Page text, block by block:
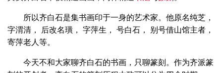
所以齐白石是集书画印于一身的艺术家。他原名纯芝，
字渭清， 后改名璜， 字萍生， 号白石， 别号借山馆主者，
寄萍老人等。
今天不和大家聊齐白石的书画，只聊篆刻。作为齐派篆